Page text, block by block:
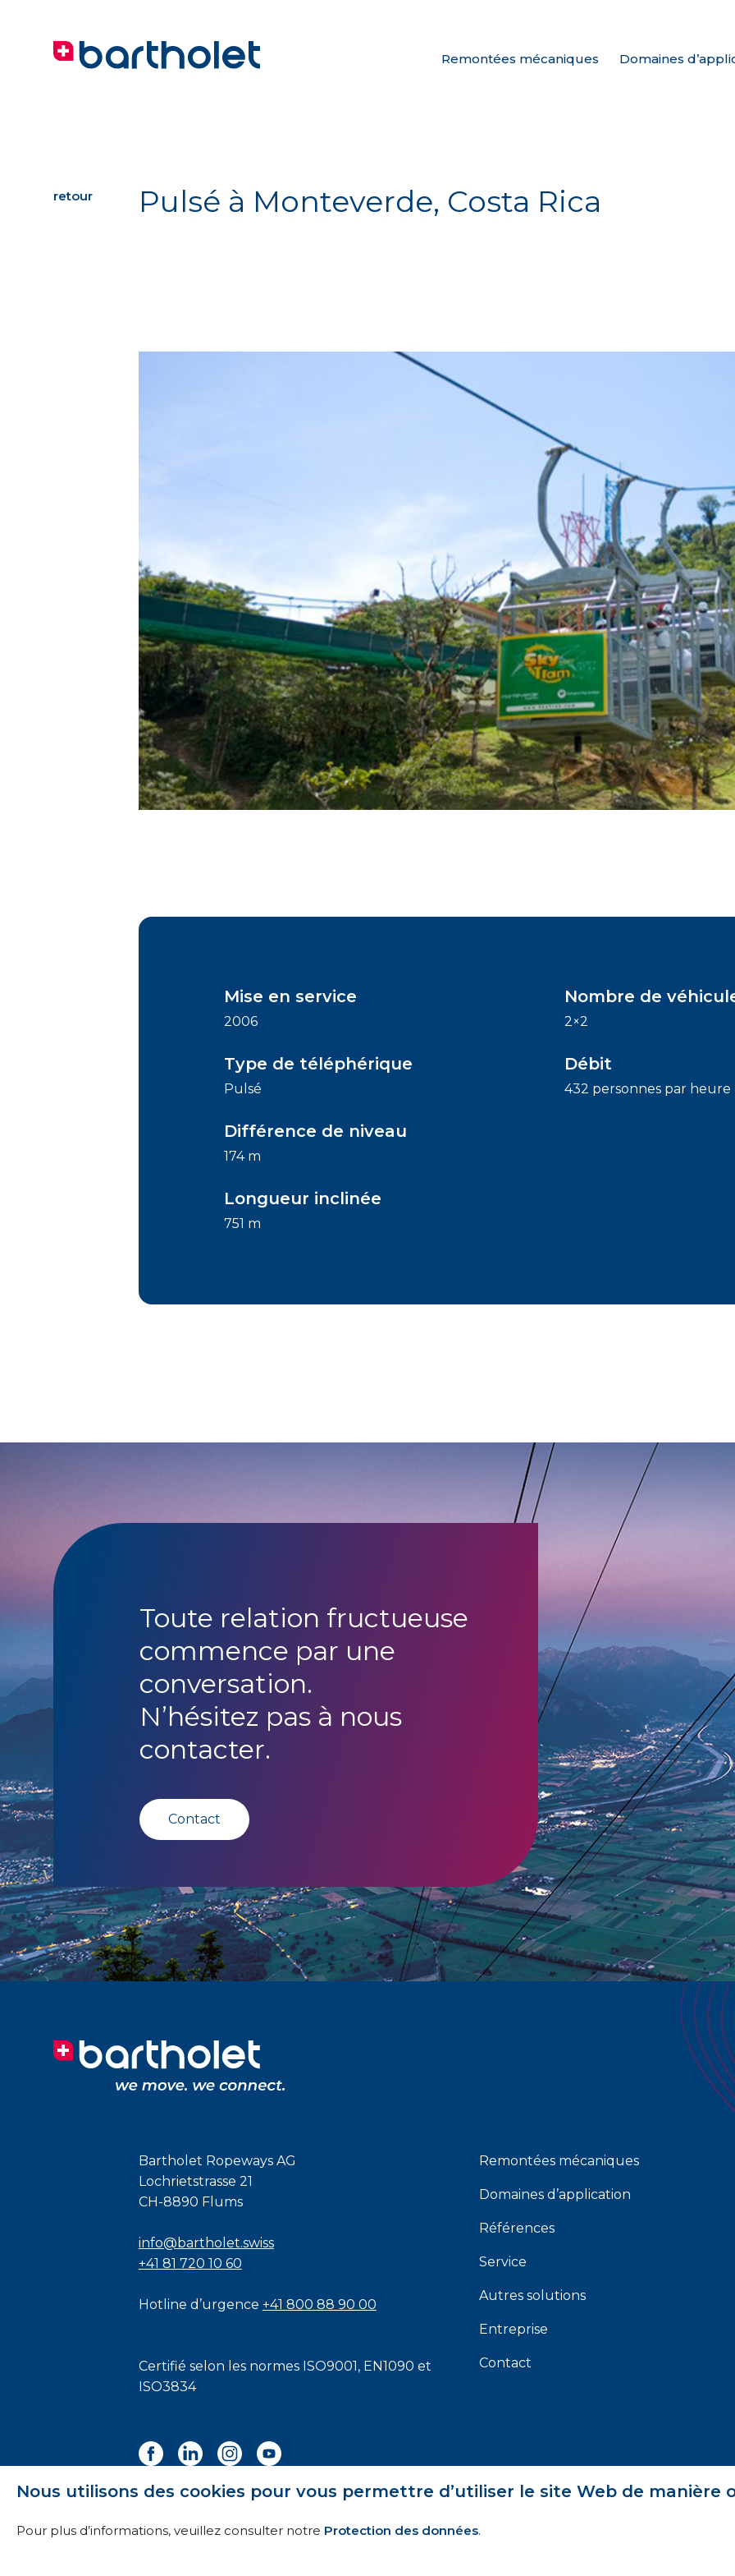
Nous utilisons des cookies pour vous permettre d’utiliser le site Web de manière
Pour plus d’informations, veuillez consulter notre Protection des données.
Remontées mécaniques Domaines
Pulsé à Monteverde, Costa Rica
retour
Mise en service
2006
Type de téléphérique
Pulsé
Différence de niveau
174 m
Longueur inclinée
751 m
Nombre de
2×2
Débit
432 personnes par heure
Toute relation fructueuse
commence par une
conversation.
N’hésitez pas à nous
contacter.
Contact
Bartholet Ropeways AG
Lochrietstrasse 21
CH-8890 Flums
info@bartholet.swiss
+41 81 720 10 60
Hotline d’urgence +41 800 88 90 00
Certifié selon les normes ISO9001 , EN1090 et
ISO3834
Remontées mécaniques
Domaines d’application
Références
Service
Autres solutions
Entreprise
Contact